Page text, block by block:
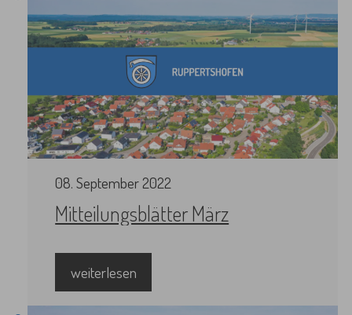
08.September2022
Mitteilungsblätter März
weiterlesen